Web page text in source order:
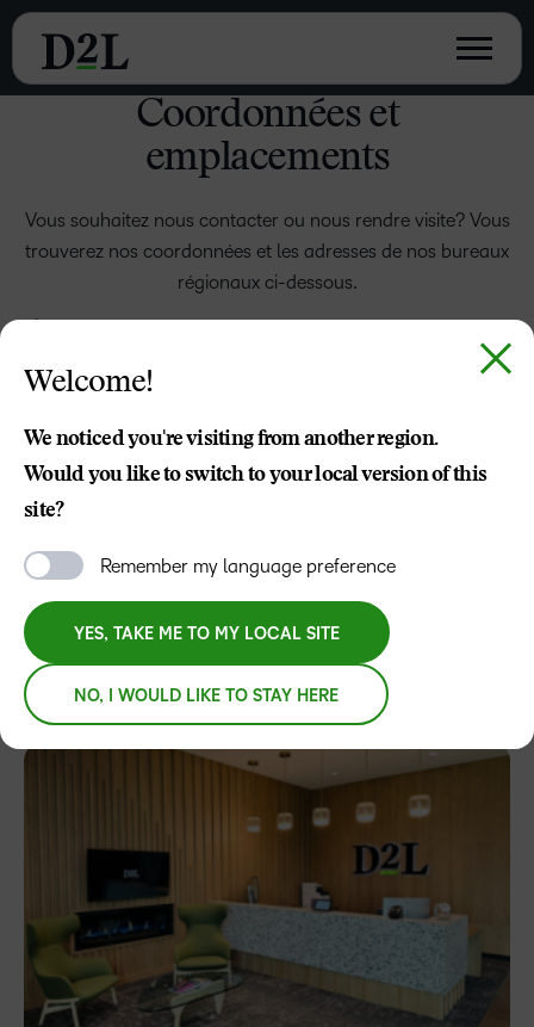
Coordonnées et
emplacements
Vous souhaitez nous contacter ou nous rendre visite? Vous
trouverez nos coordonnées et les adresses de nos bureaux
régionaux ci-dessous.
D2L reconnaît qu’une grande partie de notre travail au
Canada a lieu sur des territoires traditionnels, visés par
nombreuses Premières Nations, Métis et Inuits. Le siège
social de D2L à Kitchener, en Ontario, se trouve sur la
Haldimand Tract, une terre qui a été accordée au
Haudenosaunee des Six Nations, qui s’étend sur
10 kilomètres de chaque côté de la rivière Grand, et se
trouve sur le territoire des Haudenosaunee, Anishinaabe et
des peuples neutres. Nous sommes reconnaissants de
pouvoir vivre et travailler sur ces terres.
Welcome!
We noticed you're visiting from another region.
Would you like to switch to your local version of this
site?
Remember my language preference
YES, TAKE ME TO MY LOCAL SITE
NO, I WOULD LIKE TO STAY HERE